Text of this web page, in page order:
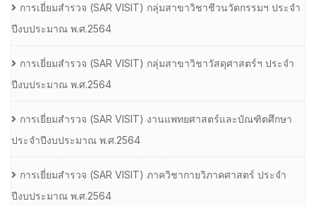
การเยี่ยมสํารวจ (SAR VISIT) กลุ่มสาขาวิชาชีวนวัตกรรมฯ ประจํา
ปีงบประมาณ พ.ศ.2564
การเยี่ยมสํารวจ (SAR VISIT) กลุ่มสาขาวิชาวัสดุศาสตร์ฯ ประจํา
ปีงบประมาณ พ.ศ.2564
การเยี่ยมสํารวจ (SAR VISIT) งานแพทยศาสตร์และบัณฑิตศึกษา
ประจําปีงบประมาณ พ.ศ.2564
การเยี่ยมสํารวจ (SAR VISIT) ภาควิชากายวิภาคศาสตร์ ประจํา
ปีงบประมาณ พ.ศ.2564